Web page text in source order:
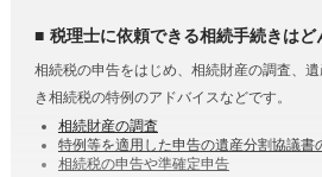
税理士に依頼できる相続手続きはど
相続税の申告をはじめ、相続財産の調査、
き相続税の特例のアドバイスなどです。
相続財産の調査
特例等を適用した申告の遺産分割協議書
相続税の申告や準確定申告